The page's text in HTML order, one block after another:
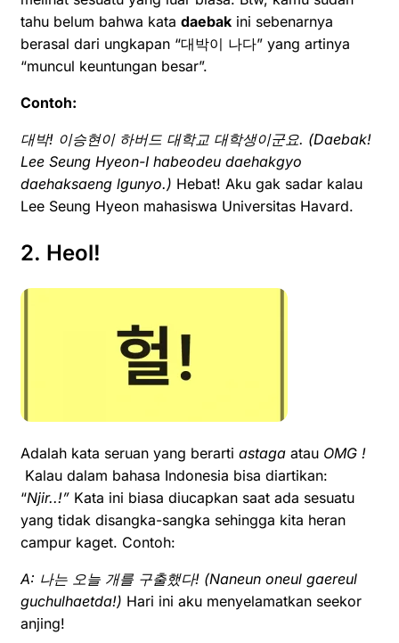
tahu belum bahwa kata daebak ini sebenarnya
berasal dari ungkapan “대박이 나다” yang artinya
“muncul keuntungan besar”.
Contoh:
대박! 이승현이 하버드 대학교 대학생이군요. (Daebak!
Lee Seung Hyeon-I habeodeu daehakgyo
daehaksaeng lgunyo.) Hebat! Aku gak sadar kalau
Lee Seung Hyeon mahasiswa Universitas Havard.
2. Heol!
Adalah kata seruan yang berarti astaga atau OMG !
Kalau dalam bahasa Indonesia bisa diartikan:
“Njir..!” Kata ini biasa diucapkan saat ada sesuatu
yang tidak disangka-sangka sehingga kita heran
campur kaget. Contoh:
A: 나는 오늘 개를 구출했다! (Naneun oneul gaereul
guchulhaetda!) Hari ini aku menyelamatkan seekor
anjing!